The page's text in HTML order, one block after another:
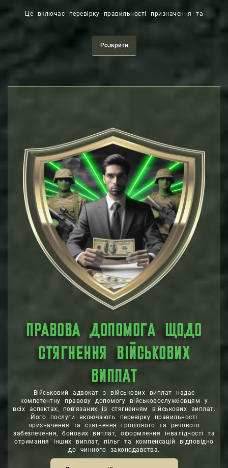
Це включає перевірку правильності призначення та
інвалідності та інших видів соціального захисту.
Головна мета полягає в тому, щоб забезпечити, що
Розкрити
ПРАВОВА ДОПОМОГА ЩОДО
СТЯГНЕННЯ ВІЙСЬКОВИХ
ВИПЛАТ
Військовий адвокат з військових виплат надає
компетентну правову допомогу військовослужбовцям у
всіх аспектах, пов’язаних із стягненням військових виплат.
Його послуги включають перевірку правильності
призначення та стягнення грошового та речового
забезпечення, бойових виплат, оформлення інвалідності та
отримання інших виплат, пільг та компенсацій відповідно
до чинного законодавства.